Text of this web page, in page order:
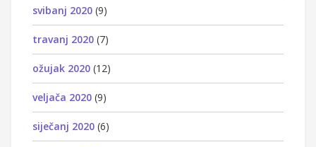
svibanj 2020 (9)
travanj 2020 (7)
ožujak 2020 (12)
veljača 2020 (9)
siječanj 2020 (6)